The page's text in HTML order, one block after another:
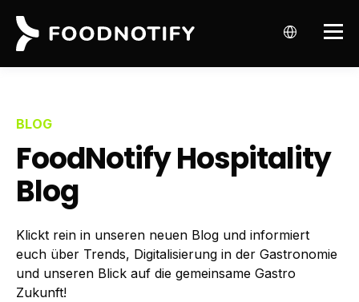
BLOG
FoodNotify Hospitality
Blog
Klickt rein in unseren neuen Blog und informiert
euch über Trends, Digitalisierung in der Gastronomie
und unseren Blick auf die gemeinsame Gastro
Zukunft!